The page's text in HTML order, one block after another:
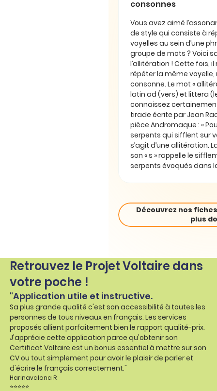
consonnes
Vous avez aimé
de style qui consiste à
voyelles au sein d’une
groupe de mots ? Voici
l’allitération ! Cette fois, il
répéter la même
consonne. Le mot «
latin ad (vers) et littera
connaissez
tirade écrite par Jean
pièce Andromaque : «
serpents qui sifflent sur
s’agit d’une allitération.
son « s » rappelle le
serpents évoqués dans
Découvrez nos
plus
Retrouvez le Projet Voltaire dans
votre poche !
"Application utile et instructive.
Sa plus grande qualité c'est son accessibilité à toutes les
personnes de tous niveaux en français. Les services
proposés allient parfaitement bien le rapport qualité-prix.
J'apprécie cette application parce qu'obtenir son
Certificat Voltaire est un bonus essentiel à mettre sur son
CV ou tout simplement pour avoir le plaisir de parler et
d'écrire le français correctement."
Harinavalona R
⭐⭐⭐⭐⭐